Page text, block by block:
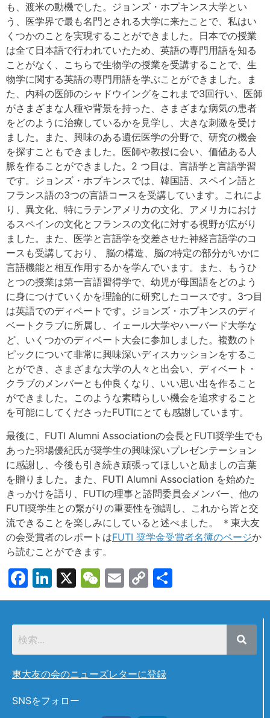
も、渡米の動機でした。ジョンズ・ホプキンス大学とい
う、医学界で最も名門とされる大学に来たことで、私はい
くつかのことを実現することができました。日本での授業
は全て日本語で行われていたため、英語の専門用語を知る
ことがなく、こちらで生物学の授業を受講することで、生
物学に関する英語の専門用語を学ぶことができました。ま
た、内科の医師のシャドウイングをこれまで3回行い、医師
がさまざまな人種や背景を持った、さまざまな病気の患者
をどのように治療しているかを見学し、大きな刺激を受け
ました。また、興味のある遺伝医学の分野で、研究の機会
を探すこともできました。医師や教授に会い、価値ある人
脈を作ることができました。2 つ目は、言語学と言語学習
です。ジョンズ・ホプキンスでは、韓国語、スペイン語と
フランス語の3つの言語コースを受講しています。これによ
り、異文化、特にラテンアメリカの文化、アメリカにおけ
るスペインの文化とフランスの文化に対する視野が広がり
ました。また、医学と言語学を交差させた神経言語学のコ
ースも受講しており、 脳の構造、脳の特定の部分がいかに
言語機能と相互作用するかを学んでいます。また、もうひ
とつの授業は第一言語習得学で、幼児が母国語をどのよう
に身につけていくかを理論的に研究したコースです。3つ目
は英語でのディベートです。ジョンズ・ホプキンスのディ
ベートクラブに所属し、イェール大学やハーバード大学な
ど、いくつかのディベート大会に参加しました。複数のト
ピックについて非常に興味深いディスカッションをするこ
とができ、さまざまな大学の人々と出会い、ディベート・
クラブのメンバーとも仲良くなり、いい思い出を作ること
ができました。このような素晴らしい機会を追求すること
を可能にしてくださったFUTIにとても感謝しています。
最後に、FUTI Alumni Associationの会長とFUTI奨学生でも
あった羽場優紀氏が奨学生の興味深いプレゼンテーション
に感謝し、今後も引き続き頑張ってほしいと励ましの言葉
を贈りました。また、FUTI Alumni Association を始めた
きっかけを語り、FUTIの理事と諮問委員会メンバー、他の
FUTI奨学生との繋がりの重要性を強調し、これから皆と交
流できることを楽しみにしていると述べました。 ＊東大友
の会受賞者のレポートはFUTI 奨学金受賞者名簿のページか
ら読むことができます。
Facebook
LinkedIn
X WeChat
Email
Copy
Link
有
東大友の会のニューズレターに登録
SNSをフォロー